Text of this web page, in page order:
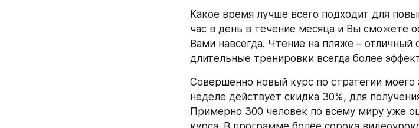
Какое время лучше всего подходит для
час в день в течение месяца и Вы сможете
Вами навсегда. Чтение на пляже – отличный
длительные тренировки всегда более
Совершенно новый курс по стратегии
неделе действует скидка 30%, для
Примерно 300 человек по всему миру уже